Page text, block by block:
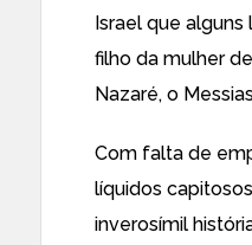
Israel que
filho da mulher
Nazaré, o
Com falta de
líquidos
inverosímil